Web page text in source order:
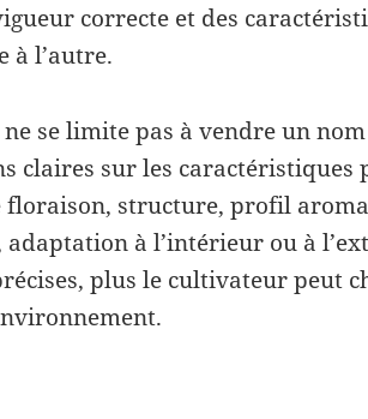
correcte et des
à l’autre.
se limite pas à vendre un
claires sur les caractéristiques
floraison, structure, profil
à l’intérieur ou à
plus le cultivateur peut